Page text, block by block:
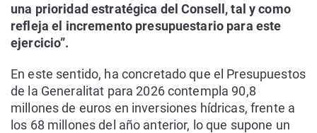
una prioridad estratégica del Consell, tal y como
refleja el incremento presupuestario para este
ejercicio”.
En este sentido, ha concretado que el Presupuestos
de la Generalitat para 2026 contempla 90,8
millones de euros en inversiones hídricas, frente a
los 68 millones del año anterior, lo que supone un